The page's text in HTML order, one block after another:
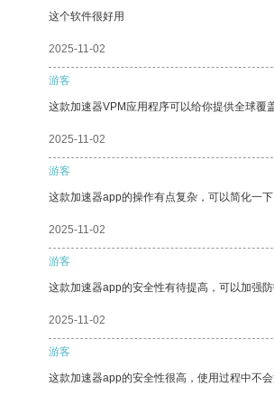
这个软件很好用
2025-11-02
游客
这款加速器VPM应用程序可以给你提供全球覆
2025-11-02
游客
这款加速器app的操作有点复杂，可以简化一下
2025-11-02
游客
这款加速器app的安全性有待提高，可以加强防
2025-11-02
游客
这款加速器app的安全性很高，使用过程中不